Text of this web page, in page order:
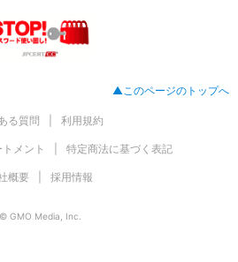
▲このページのトップへ
る質問 利用規約
メント 特定商法に基づく表記
概要 採用情報
© GMO Media, Inc.